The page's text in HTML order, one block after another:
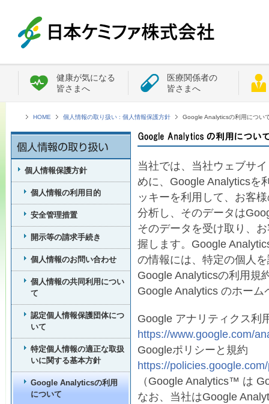
健康が気になる
皆さまへ
医療関係者の
皆さまへ
HOME 個人情報の取り扱い : 個人情報保護方針 Google Analyticsの利用につい
当社では、当社ウェブサ
めに、Google Analyticsを
ッキーを利用して、お客
分析し、そのデータは
そのデータを受け取り、
握します。Google
の情報には、特定の個人
Google Analyticsの利用規
Google Analytics のホー
Google アナリティクス利
https://www.google.com/
Googleポリシーと規約
https://
（Google Analytics™ は
なお、当社はGoogle
個人情報保護方針
個人情報の利用目的
安全管理措置
開示等の請求手続き
個人情報のお問い合わせ
個人情報の共同利用につい
て
認定個人情報保護団体につ
いて
特定個人情報の適正な取扱
いに関する基本方針
Google Analyticsの利用
について